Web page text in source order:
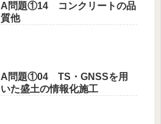
A問題①14 コンクリートの品
質他
A問題①04 TS・GNSSを用
いた盛土の情報化施工